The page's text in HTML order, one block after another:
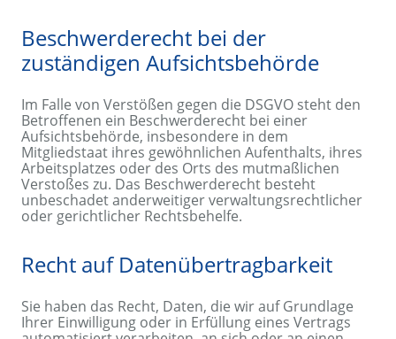
Beschwerde­recht bei der
zuständigen Aufsichts­behörde
Im Falle von Verstößen gegen die DSGVO steht den
Betroffenen ein Beschwerderecht bei einer
Aufsichtsbehörde, insbesondere in dem
Mitgliedstaat ihres gewöhnlichen Aufenthalts, ihres
Arbeitsplatzes oder des Orts des mutmaßlichen
Verstoßes zu. Das Beschwerderecht besteht
unbeschadet anderweitiger verwaltungsrechtlicher
oder gerichtlicher Rechtsbehelfe.
Recht auf Daten­übertrag­barkeit
Sie haben das Recht, Daten, die wir auf Grundlage
Ihrer Einwilligung oder in Erfüllung eines Vertrags